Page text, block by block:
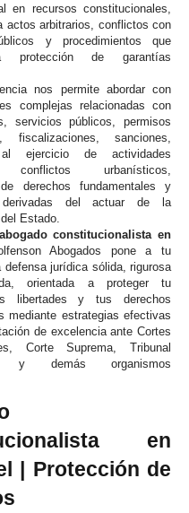
en recursos constitucionales,
actos arbitrarios, conflictos con
y procedimientos que
protección de garantías
nos permite abordar con
complejas relacionadas con
servicios públicos, permisos
fiscalizaciones, sanciones,
al ejercicio de actividades
conflictos urbanísticos,
derechos fundamentales y
derivadas del actuar de la
Estado.
abogado constitucionalista en
Abogados pone a tu
defensa jurídica sólida, rigurosa
orientada a proteger tu
libertades y tus derechos
mediante estrategias efectivas
de excelencia ante Cortes
Corte Suprema, Tribunal
y demás organismos
en
| Protección de